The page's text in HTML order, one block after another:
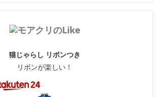
猫じゃらし リボンつき
リボンが楽しい！